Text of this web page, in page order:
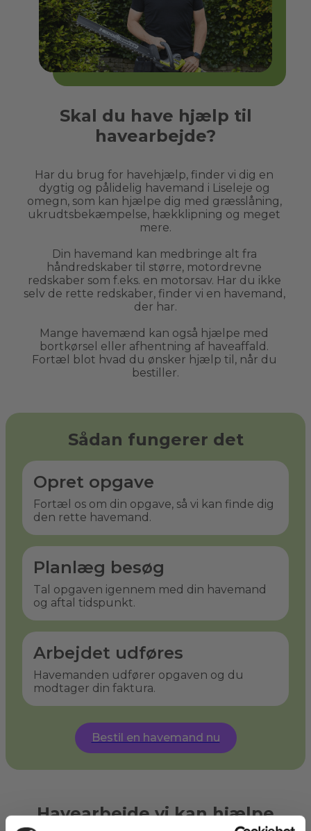
Skal du have hjælp til
havearbejde?
Har du brug for havehjælp, finder vi dig en
dygtig og pålidelig havemand i Liseleje og
omegn, som kan hjælpe dig med græsslåning,
ukrudtsbekæmpelse, hækklipning og meget
mere.
Din havemand kan medbringe alt fra
håndredskaber til større, motordrevne
redskaber som f.eks. en motorsav. Har du ikke
selv de rette redskaber, finder vi en havemand,
der har.
Mange havemænd kan også hjælpe med
bortkørsel eller afhentning af haveaffald.
Fortæl blot hvad du ønsker hjælp til, når du
bestiller.
Sådan fungerer det
Opret opgave
Fortæl os om din opgave, så vi kan finde dig
den rette havemand.
Planlæg besøg
Tal opgaven igennem med din havemand
og aftal tidspunkt.
Arbejdet udføres
Havemanden udfører opgaven og du
modtager din faktura.
Bestil en havemand nu
Havearbejde vi kan hjælpe